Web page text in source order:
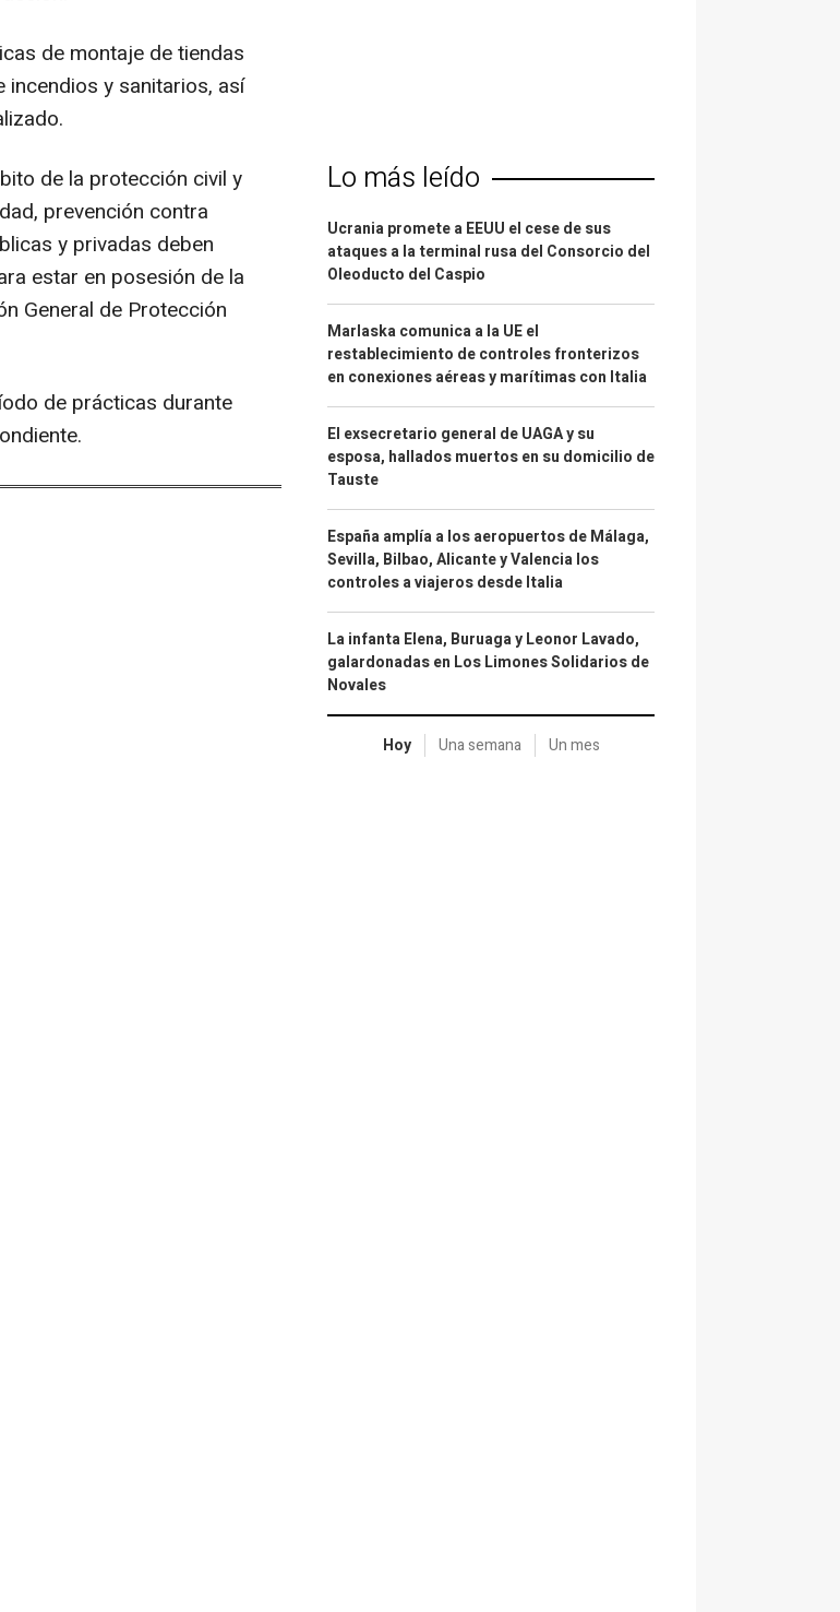
de montaje de tiendas
incendios y sanitarios, así
de la protección civil y
prevención contra
y privadas deben
estar en posesión de la
General de Protección
de prácticas durante
Lo más leído
Ucrania promete a EEUU el cese de sus
ataques a la terminal rusa del Consorcio del
Oleoducto del Caspio
Marlaska comunica a la UE el
restablecimiento de controles fronterizos
en conexiones aéreas y marítimas con Italia
El exsecretario general de UAGA y su
esposa, hallados muertos en su domicilio de
Tauste
España amplía a los aeropuertos de Málaga,
Sevilla, Bilbao, Alicante y Valencia los
controles a viajeros desde Italia
La infanta Elena, Buruaga y Leonor Lavado,
galardonadas en Los Limones Solidarios de
Novales
Hoy Una semana Un mes